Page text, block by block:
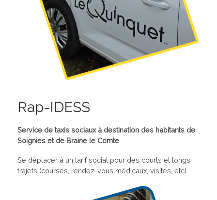
Rap-IDESS
Service de taxis sociaux à destination des habitants de
Soignies et de Braine le Comte
Se déplacer à un tarif social pour des courts et longs
trajets (courses, rendez-vous médicaux, visites, etc)